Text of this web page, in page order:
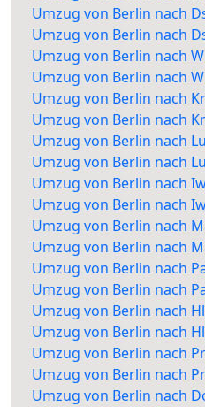
Umzug von Berlin nach
Umzug von Berlin nach
Umzug von Berlin nach
Umzug von Berlin nach
Umzug von Berlin nach
Umzug von Berlin nach
Umzug von Berlin nach
Umzug von Berlin nach
Umzug von Berlin nach
Umzug von Berlin nach
Umzug von Berlin nach
Umzug von Berlin nach
Umzug von Berlin nach
Umzug von Berlin nach
Umzug von Berlin nach
Umzug von Berlin nach
Umzug von Berlin nach
Umzug von Berlin nach
Umzug von Berlin nach